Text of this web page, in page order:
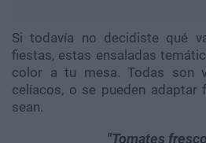
Si todavía no decidiste qué
fiestas, estas ensaladas
color a tu mesa. Todas son
celíacos, o se pueden adaptar
sean.
Tomates